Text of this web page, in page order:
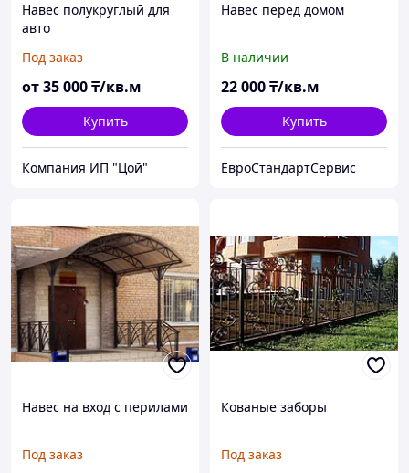
Навес полукруглый для
авто
Под заказ
от35 000₸/кв.м
Купить
Компания ИП "Цой"
Навес перед домом
В наличии
22 000₸/кв.м
Купить
ЕвроСтандартСервис
Навес на вход с перилами
Под заказ
Кованые заборы
Под заказ